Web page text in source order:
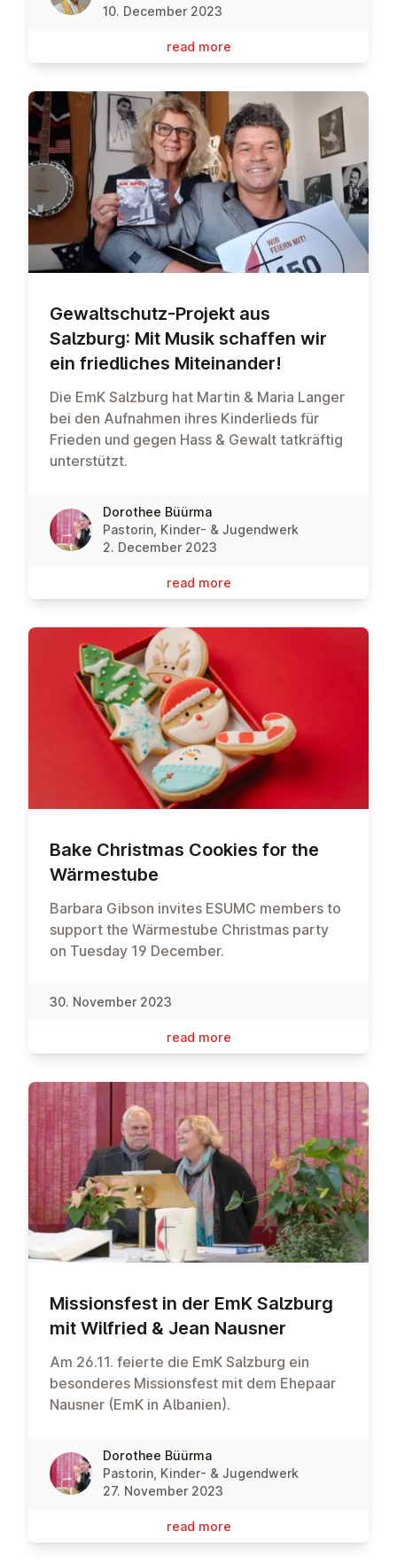
10. December 2023
read more
Ge­walts­chutz-Projekt aus
Salzburg: Mit Musik schaffen wir
ein fried­liches Mitein­ander!
Die EmK Salzburg hat Martin & Maria Langer
bei den Aufnahmen ihres Kinderlieds für
Frieden und gegen Hass & Gewalt tatkräftig
unterstützt.
Dorothee Büürma
Pastorin, Kinder- & Jugendwerk
2. December 2023
read more
Bake Christmas Cookies for the
Wärmes­tube
Barbara Gibson invites ESUMC members to
support the Wärmestube Christmas party
on Tuesday 19 December.
30. November 2023
read more
Mis­sionsfest in der EmK Salzburg
mit Wilfried & Jean Nausner
Am 26.11. feierte die EmK Salzburg ein
besonderes Missionsfest mit dem Ehepaar
Nausner (EmK in Albanien).
Dorothee Büürma
Pastorin, Kinder- & Jugendwerk
27. November 2023
read more